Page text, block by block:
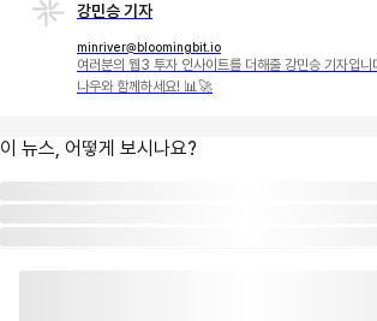
강민승 기자
minriver@bloomingbit.io
여러분의 웹3 투자 인사이트를 더해줄 강민승 기자입니
나우와 함께하세요! 📊🚀
이 뉴스, 어떻게 보시나요?